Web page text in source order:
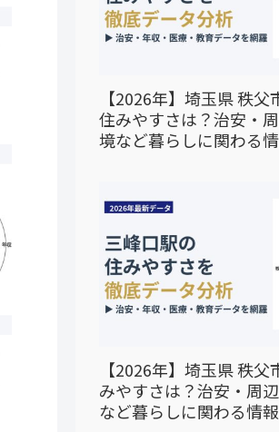
【2026年】埼玉県 秩
住みやすさは？治安・
境など暮らしに関わる
【2026年】埼玉県 秩
みやすさは？治安・周
など暮らしに関わる情